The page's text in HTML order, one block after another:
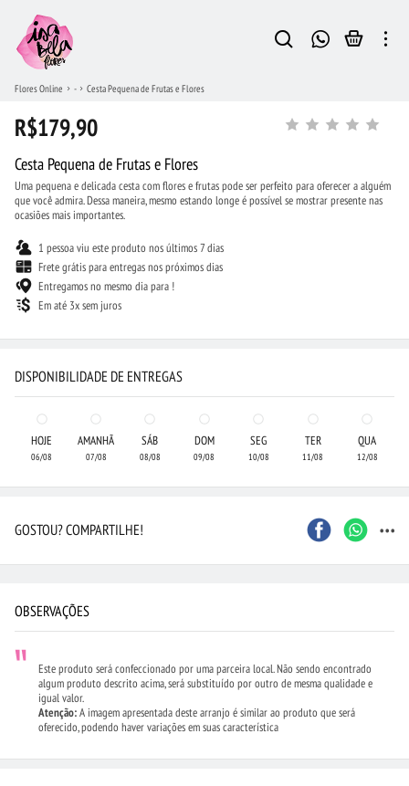
Flores Online - Cesta Pequena de Frutas e Flores
R$179,90
Cesta Pequena de Frutas e Flores
Uma pequena e delicada cesta com flores e frutas pode ser perfeito para oferecer a alguém
que você admira. Dessa maneira, mesmo estando longe é possível se mostrar presente nas
ocasiões mais importantes.
1 pessoa viu este produto nos últimos 7 dias
Frete grátis para entregas nos próximos dias
Entregamos no mesmo dia para !
Em até 3x sem juros
DISPONIBILIDADE DE ENTREGAS
HOJE
06/08
AMANHÃ
07/08
SÁB
08/08
DOM
09/08
SEG
10/08
TER
11/08
QUA
12/08
GOSTOU? COMPARTILHE! ...
OBSERVAÇÕES
Este produto será confeccionado por uma parceira local. Não sendo encontrado
algum produto descrito acima, será substituído por outro de mesma qualidade e
igual valor.
Atenção:A imagem apresentada deste arranjo é similar ao produto que será
oferecido, podendo haver variações em suas característica